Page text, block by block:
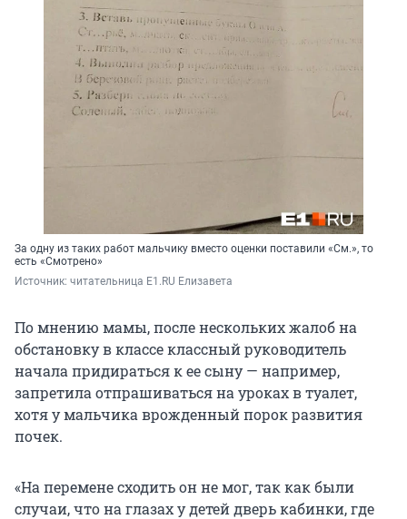
За одну из таких работ мальчику вместо оценки поставили «См.», то
есть «Смотрено»
Источник: читательница E1.RU Елизавета
По мнению мамы, после нескольких жалоб на
обстановку в классе классный руководитель
начала придираться к ее сыну — например,
запретила отпрашиваться на уроках в туалет,
хотя у мальчика врожденный порок развития
почек.
«На перемене сходить он не мог, так как были
случаи, что на глазах у детей дверь кабинки, где